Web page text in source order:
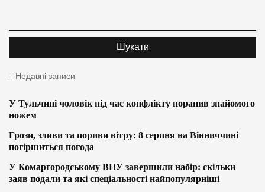
Недавні записи
У Тульчині чоловік під час конфлікту поранив знайомого
ножем
Грози, зливи та пориви вітру: 8 серпня на Вінниччині
погіршиться погода
У Комаргородському ВПУ завершили набір: скільки
заяв подали та які спеціальності найпопулярніші